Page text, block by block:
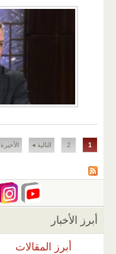
الصفحات
1
2 التالية ◂
أبرز الأخبار
أبرز المقالات